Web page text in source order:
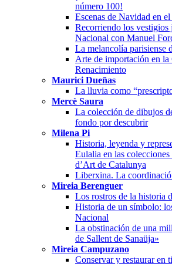
número 100!
Escenas de Navidad en
Recorriendo los vestigios
Nacional con Manuel
La melancolía parisiense
Arte de importación en la
Renacimiento
Maurici Dueñas
La lluvia como
Mercè Saura
La colección de dibujos
fondo por descubrir
Milena Pi
Historia, leyenda y
Eulalia en las
d’Art de Catalunya
Liberxina. La
Mireia Berenguer
Los rostros de la historia
Historia de un símbolo:
Nacional
La obstinación de una
de Sallent de Sanaüja»
Mireia Campuzano
Conservar y restaurar en